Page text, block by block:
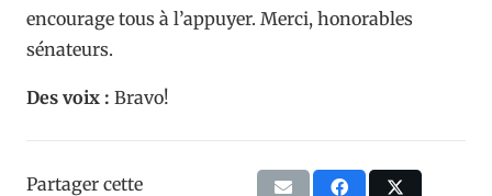
encourage tous à l’appuyer. Merci, honorables
sénateurs.
Des voix : Bravo!
Partager cette